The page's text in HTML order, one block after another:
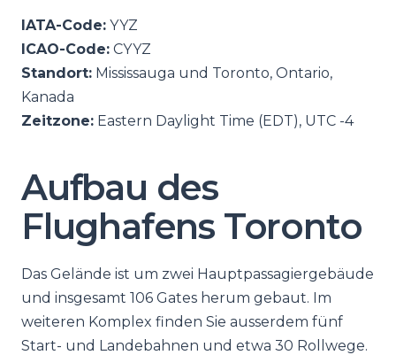
IATA-Code: YYZ
ICAO-Code: CYYZ
Standort: Mississauga und Toronto, Ontario,
Kanada
Zeitzone: Eastern Daylight Time (EDT), UTC -4
Aufbau des
Flughafens Toronto
Das Gelände ist um zwei Hauptpassagiergebäude
und insgesamt 106 Gates herum gebaut. Im
weiteren Komplex finden Sie ausserdem fünf
Start- und Landebahnen und etwa 30 Rollwege.